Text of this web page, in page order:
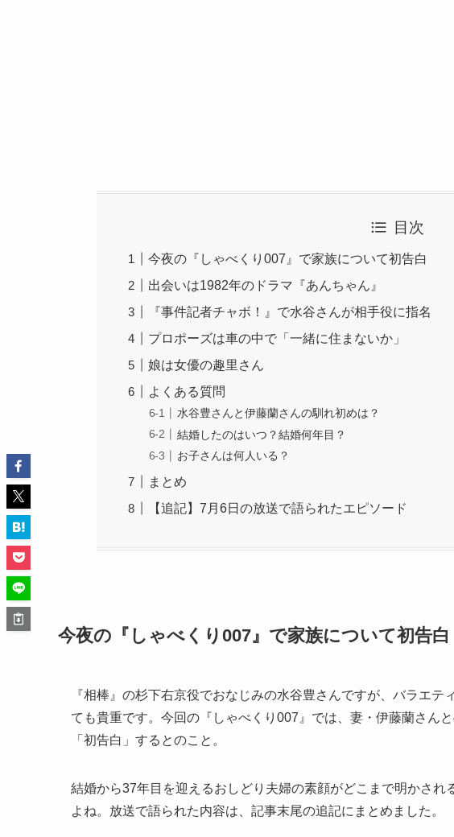
目次
今夜の『しゃべくり007』で家族について初告白
出会いは1982年のドラマ『あんちゃん』
『事件記者チャボ！』で水谷さんが相手役に指名
プロポーズは車の中で「一緒に住まないか」
娘は女優の趣里さん
よくある質問
水谷豊さんと伊藤蘭さんの馴れ初めは？
結婚したのはいつ？結婚何年目？
お子さんは何人いる？
まとめ
【追記】7月6日の放送で語られたエピソード
今夜の『しゃべくり007』で家族について初告白
『相棒』の杉下右京役でおなじみの水谷豊さんですが、バラエ
ても貴重です。今回の『しゃべくり007』では、妻・伊藤蘭さん
「初告白」するとのこと。
結婚から37年目を迎えるおしどり夫婦の素顔がどこまで明かさ
よね。放送で語られた内容は、記事末尾の追記にまとめました。